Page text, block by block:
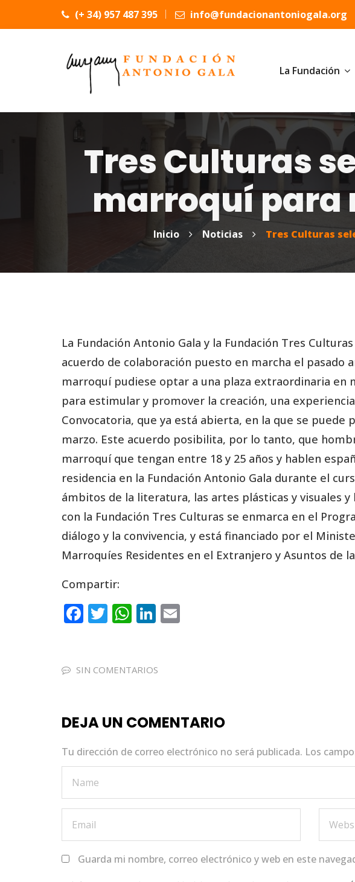
(+ 34) 957 487 395 info@fundacionantoniogala.org
La Fundación
Tres Culturas
marroquí para
Inicio Noticias Tres Culturas
La Fundación Antonio Gala y la Fundación Tres
acuerdo de colaboración puesto en marcha el pasado
marroquí pudiese optar a una plaza extraordinaria en
para estimular y promover la creación, una
Convocatoria, que ya está abierta, en la que se
marzo. Este acuerdo posibilita, por lo tanto, que
marroquí que tengan entre 18 y 25 años y hablen
residencia en la Fundación Antonio Gala durante el
ámbitos de la literatura, las artes plásticas y visuales y
con la Fundación Tres Culturas se enmarca en el
diálogo y la convivencia, y está financiado por el
Marroquíes Residentes en el Extranjero y Asuntos de
Compartir:
F
e
o
k
T
te
W
ts
p
Li
e
SIN COMENTARIOS
DEJA UN COMENTARIO
Tu dirección de correo electrónico no será publicada. Los
Guarda mi nombre, correo electrónico y web en este